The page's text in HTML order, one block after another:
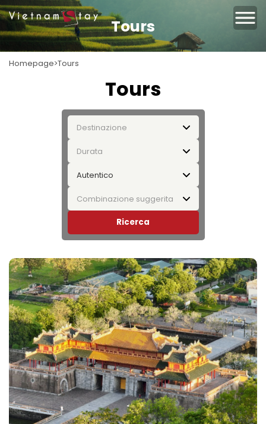
Tours
Homepage Tours
Tours
Destinazione
Durata
Autentico
Combinazione suggerita
Ricerca